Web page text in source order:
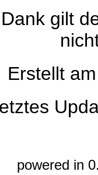
gilt
Erstellt
powered in